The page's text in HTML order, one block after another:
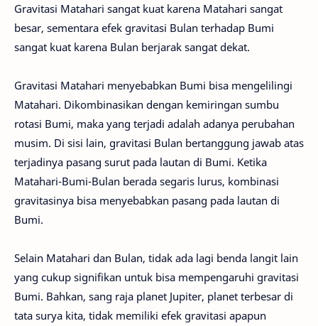
Gravitasi Matahari sangat kuat karena Matahari sangat
besar, sementara efek gravitasi Bulan terhadap Bumi
sangat kuat karena Bulan berjarak sangat dekat.
Gravitasi Matahari menyebabkan Bumi bisa mengelilingi
Matahari. Dikombinasikan dengan kemiringan sumbu
rotasi Bumi, maka yang terjadi adalah adanya perubahan
musim. Di sisi lain, gravitasi Bulan bertanggung jawab atas
terjadinya pasang surut pada lautan di Bumi. Ketika
Matahari-Bumi-Bulan berada segaris lurus, kombinasi
gravitasinya bisa menyebabkan pasang pada lautan di
Bumi.
Selain Matahari dan Bulan, tidak ada lagi benda langit lain
yang cukup signifikan untuk bisa mempengaruhi gravitasi
Bumi. Bahkan, sang raja planet Jupiter, planet terbesar di
tata surya kita, tidak memiliki efek gravitasi apapun